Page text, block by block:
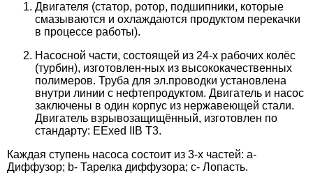
Двигателя (статор, ротор, подшипники, которые
смазываются и охлаждаются продуктом перекачки
в процессе работы).
Насосной части, состоящей из 24-х рабочих колёс
(турбин), изготовлен-ных из высококачественных
полимеров. Труба для эл.проводки установлена
внутри линии с нефтепродуктом. Двигатель и насос
заключены в один корпус из нержавеющей стали.
Двигатель взрывозащищённый, изготовлен по
стандарту: EExed IIB T3.
Каждая ступень насоса состоит из 3-х частей: а-
Диффузор; b- Тарелка диффузора; c- Лопасть.